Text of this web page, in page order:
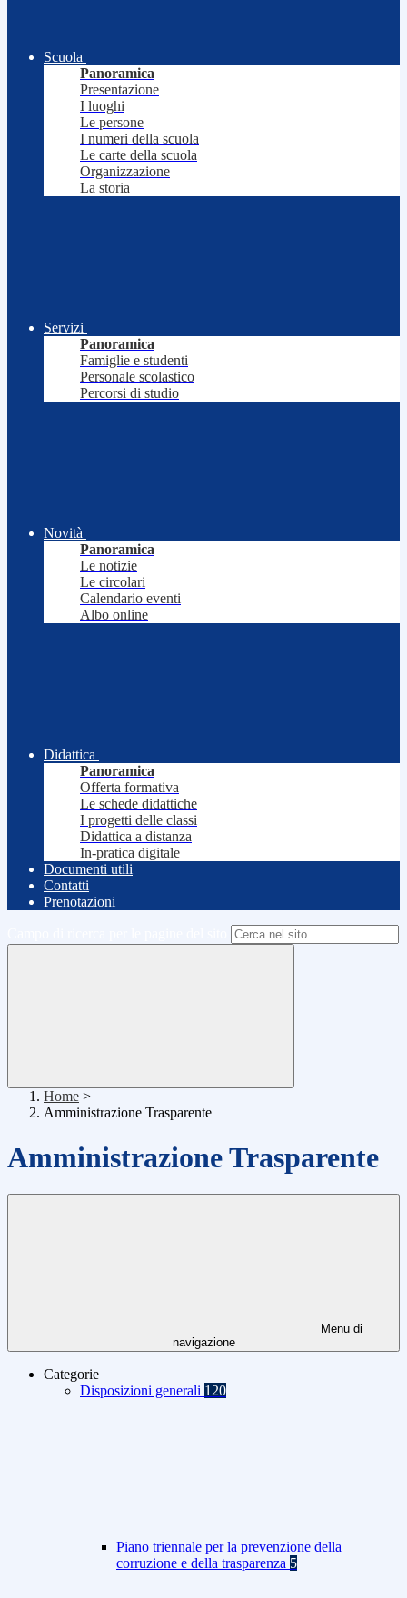
Scuola
Panoramica
Presentazione
I luoghi
Le persone
I numeri della scuola
Le carte della scuola
Organizzazione
La storia
Servizi
Panoramica
Famiglie e studenti
Personale scolastico
Percorsi di studio
Novità
Panoramica
Le notizie
Le circolari
Calendario eventi
Albo online
Didattica
Panoramica
Offerta formativa
Le schede didattiche
I progetti delle classi
Didattica a distanza
In-pratica digitale
Documenti utili
Contatti
Prenotazioni
Home >
Amministrazione Trasparente
Amministrazione Trasparente
Menu di
navigazione
Categorie
Disposizioni generali 120
Piano triennale per la prevenzione della
corruzione e della trasparenza 5